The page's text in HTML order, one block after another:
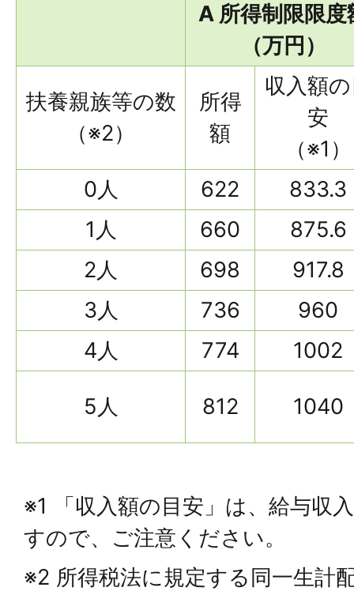
A 所得制限限度
（万円）
扶養親族等の数
（※2）
所得
額
収入額
安
（※1）
0人
622
833.3
1人
660
875.6
2人
698
917.8
3人
736
960
4人
774 1002
5人 812 1040
※1 「収入額の目安」は、給与収
すので、ご注意ください。
※2 所得税法に規定する同一生計